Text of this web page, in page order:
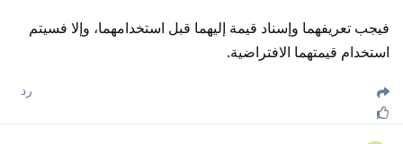
فيجب تعريفهما وإسناد قيمة إليهما قبل استخدامهما، وإلا فسيتم
استخدام قيمتهما الافتراضية.
رد